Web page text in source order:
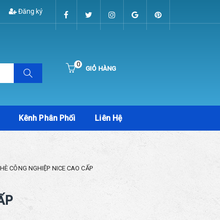
Đăng ký
GIỎ HÀNG
0
Kênh Phân Phối Liên Hệ
CÔNG NGHIỆP NICE CAO CẤP